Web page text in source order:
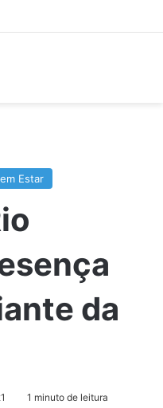
Estar
da
1 minuto de leitura